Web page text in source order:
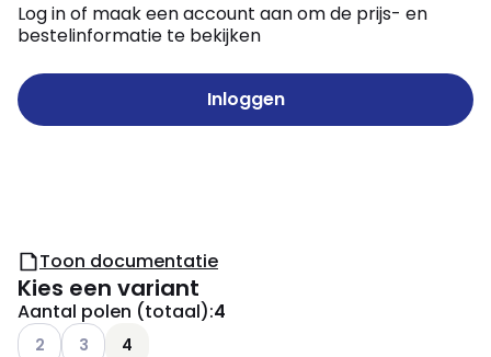
Log in of maak een account aan om de prijs- en
bestelinformatie te bekijken
Inloggen
Toon documentatie
Kies een variant
Aantal polen (totaal):4
Andere varianten (Huidige combinatie niet mogelijk)
2 Andere varianten (Huidige combinatie niet mogelijk)
3 4